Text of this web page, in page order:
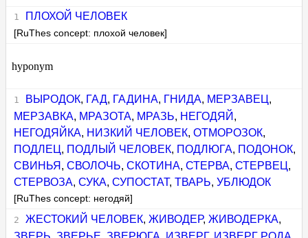
ПЛОХОЙ ЧЕЛОВЕК
[RuThes concept: плохой человек]
hyponym
ВЫРОДОК, ГАД, ГАДИНА, ГНИДА, МЕРЗАВЕЦ ,
МЕРЗАВКА, МРАЗОТА, МРАЗЬ, НЕГОДЯЙ ,
НЕГОДЯЙКА, НИЗКИЙ ЧЕЛОВЕК,ОТМОРОЗОК,
ПОДЛЕЦ , ПОДЛЫЙ ЧЕЛОВЕК, ПОДЛЮГА, ПОДОНОК,
СВИНЬЯ ,СВОЛОЧЬ,СКОТИНА,СТЕРВА,СТЕРВЕЦ ,
СТЕРВОЗА,СУКА,СУПОСТАТ,ТВАРЬ,УБЛЮДОК
[RuThes concept: негодяй]
ЖЕСТОКИЙ ЧЕЛОВЕК, ЖИВОДЕР, ЖИВОДЕРКА,